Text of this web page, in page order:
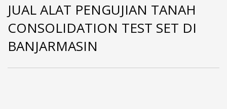
JUAL ALAT PENGUJIAN TANAH
CONSOLIDATION TEST SET DI
BANJARMASIN